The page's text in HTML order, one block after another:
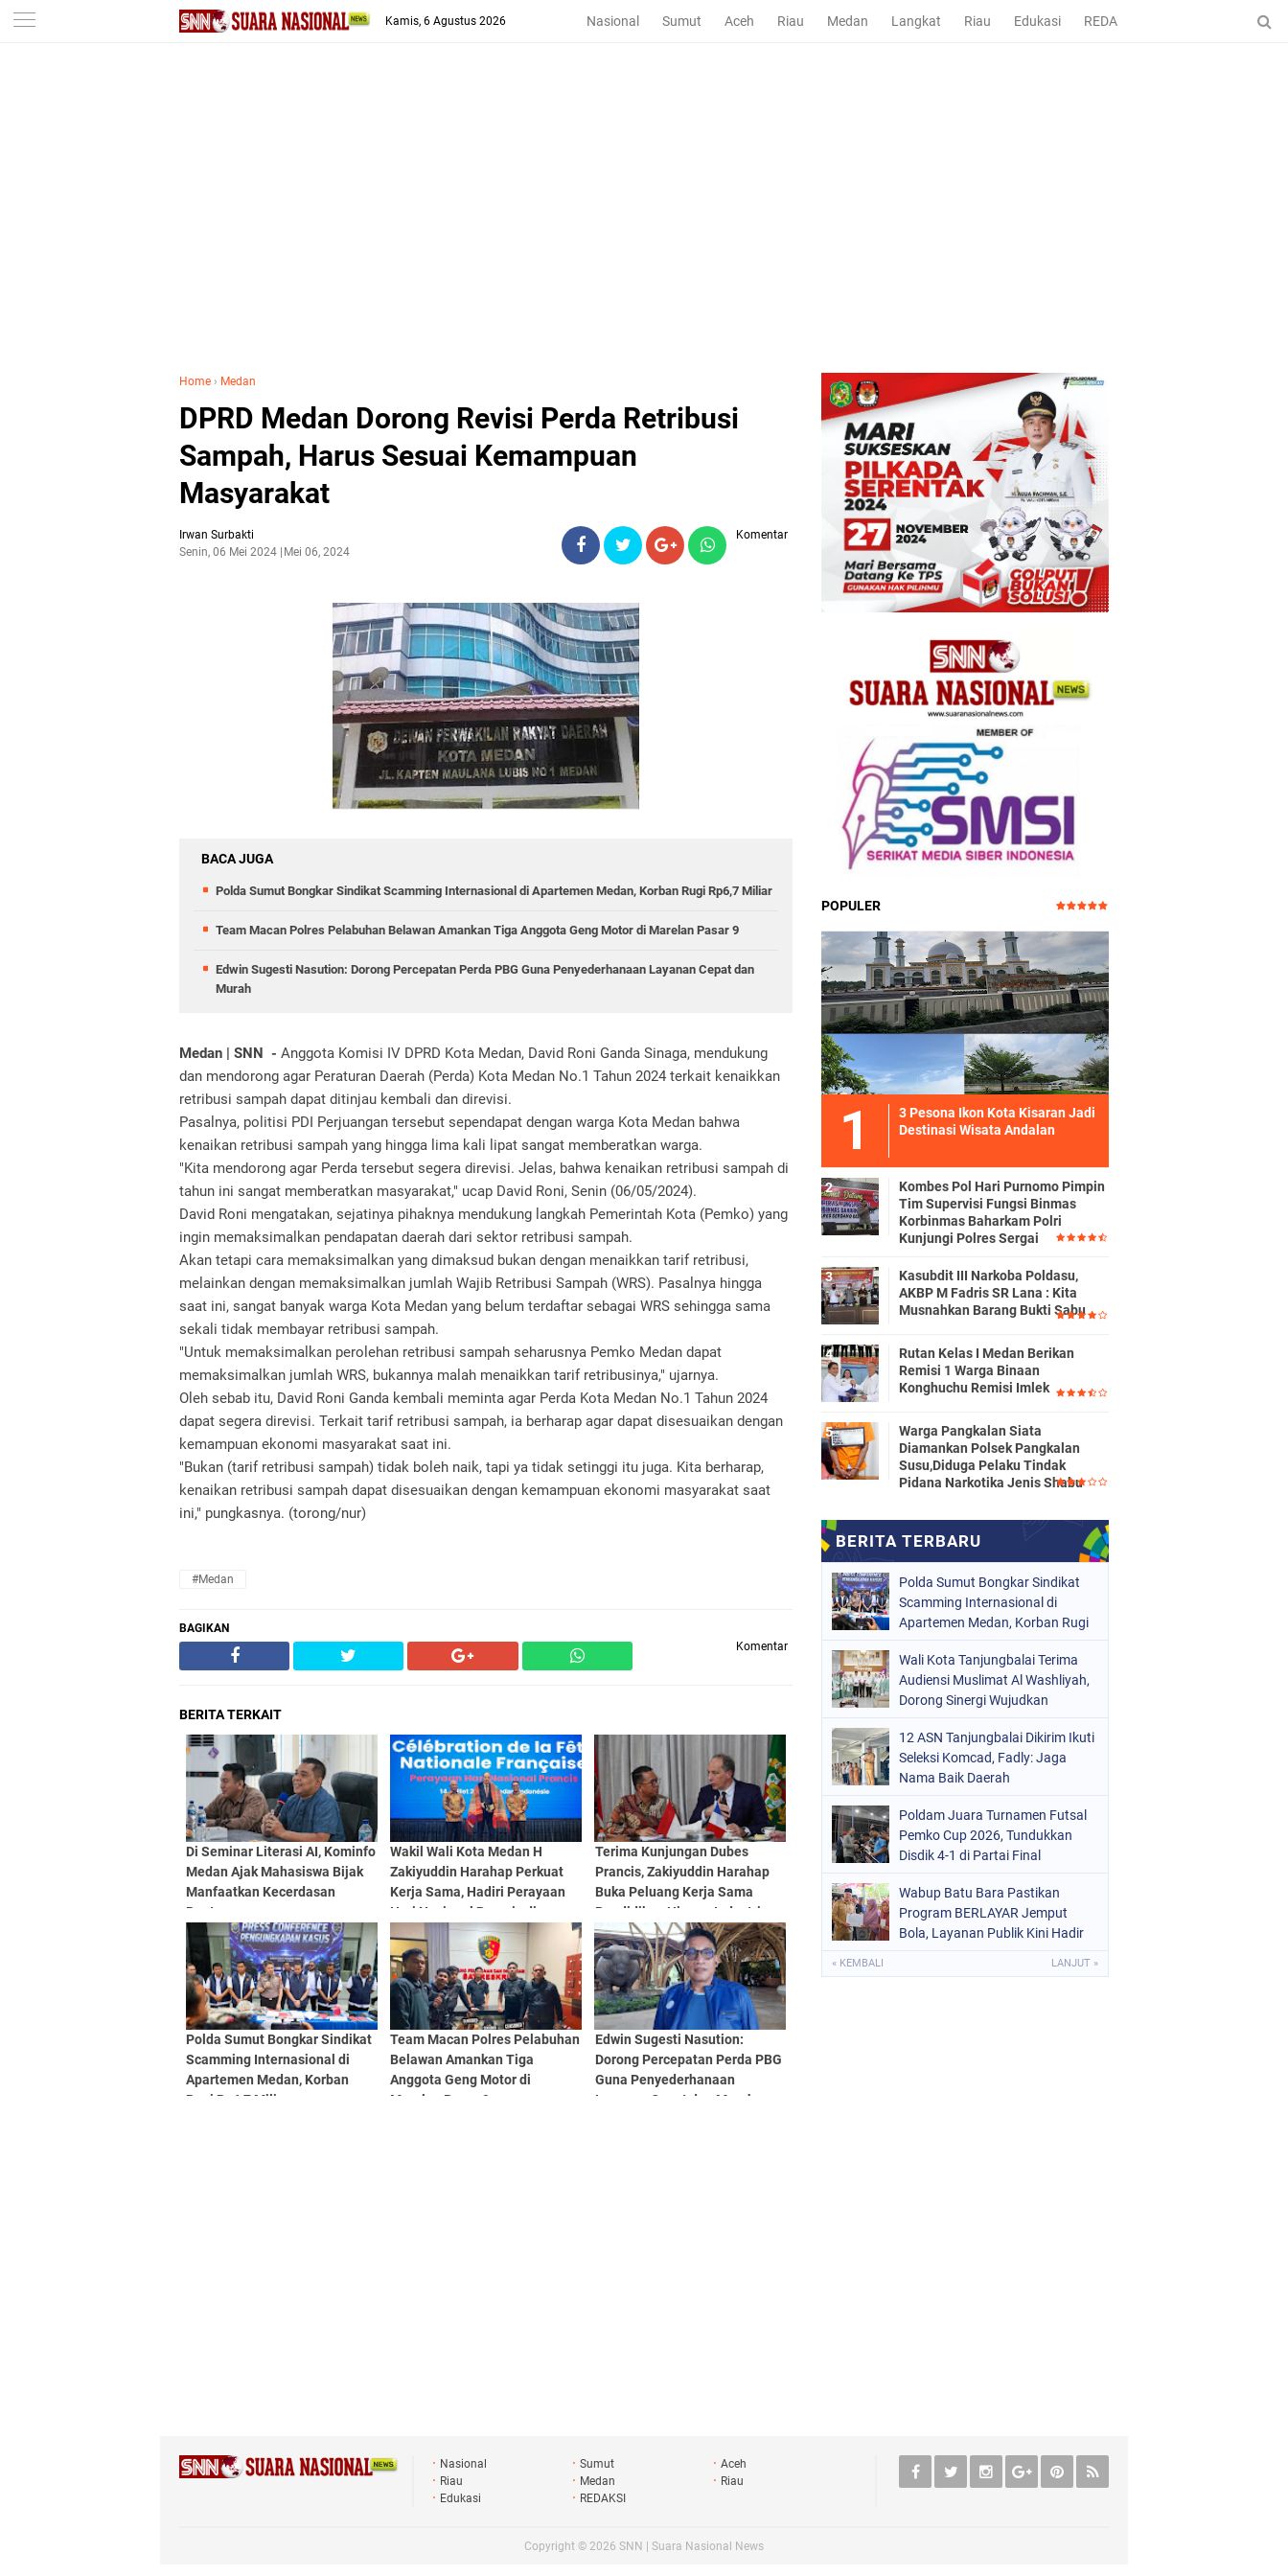
-->
Kamis, 6 Agustus 2026 Nasional Sumut Aceh Riau Medan Langkat Riau Edukasi REDAKSI
Home › Medan
DPRD Medan Dorong Revisi Perda Retribusi
Sampah, Harus Sesuai Kemampuan
Masyarakat
Irwan Surbakti
Senin, 06 Mei 2024
Mei 06, 2024
Komentar
BACA JUGA
Polda Sumut Bongkar Sindikat Scamming Internasional di Apartemen Medan, Korban Rugi Rp6,7 Miliar
Team Macan Polres Pelabuhan Belawan Amankan Tiga Anggota Geng Motor di Marelan Pasar 9
Edwin Sugesti Nasution: Dorong Percepatan Perda PBG Guna Penyederhanaan Layanan Cepat dan
Murah
Medan | SNN - Anggota Komisi IV DPRD Kota Medan, David Roni Ganda Sinaga, mendukung
dan mendorong agar Peraturan Daerah (Perda) Kota Medan No.1 Tahun 2024 terkait kenaikkan
retribusi sampah dapat ditinjau kembali dan direvisi.
Pasalnya, politisi PDI Perjuangan tersebut sependapat dengan warga Kota Medan bahwa
kenaikan retribusi sampah yang hingga lima kali lipat sangat memberatkan warga.
"Kita mendorong agar Perda tersebut segera direvisi. Jelas, bahwa kenaikan retribusi sampah di
tahun ini sangat memberatkan masyarakat," ucap David Roni, Senin (06/05/2024).
David Roni mengatakan, sejatinya pihaknya mendukung langkah Pemerintah Kota (Pemko) yang
ingin memaksimalkan pendapatan daerah dari sektor retribusi sampah.
Akan tetapi cara memaksimalkan yang dimaksud bukan dengan menaikkan tarif retribusi,
melainkan dengan memaksimalkan jumlah Wajib Retribusi Sampah (WRS). Pasalnya hingga
saat ini, sangat banyak warga Kota Medan yang belum terdaftar sebagai WRS sehingga sama
sekali tidak membayar retribusi sampah.
"Untuk memaksimalkan perolehan retribusi sampah seharusnya Pemko Medan dapat
memaksimalkan jumlah WRS, bukannya malah menaikkan tarif retribusinya," ujarnya.
Oleh sebab itu, David Roni Ganda kembali meminta agar Perda Kota Medan No.1 Tahun 2024
dapat segera direvisi. Terkait tarif retribusi sampah, ia berharap agar dapat disesuaikan dengan
kemampuan ekonomi masyarakat saat ini.
"Bukan (tarif retribusi sampah) tidak boleh naik, tapi ya tidak setinggi itu juga. Kita berharap,
kenaikan retribusi sampah dapat disesuaikan dengan kemampuan ekonomi masyarakat saat
ini," pungkasnya. (torong/nur)
#Medan
BAGIKAN
Komentar
BERITA TERKAIT
Di Seminar Literasi AI, Kominfo
Medan Ajak Mahasiswa Bijak
Manfaatkan Kecerdasan
Buatan
Wakil Wali Kota Medan H
Zakiyuddin Harahap Perkuat
Kerja Sama, Hadiri Perayaan
Hari Nasional Prancis di
Medan
Terima Kunjungan Dubes
Prancis, Zakiyuddin Harahap
Buka Peluang Kerja Sama
Pendidikan Hingga Industri
Kreatif
Polda Sumut Bongkar Sindikat
Scamming Internasional di
Apartemen Medan, Korban
Rugi Rp6,7 Miliar
Team Macan Polres Pelabuhan
Belawan Amankan Tiga
Anggota Geng Motor di
Marelan Pasar 9
Edwin Sugesti Nasution:
Dorong Percepatan Perda PBG
Guna Penyederhanaan
Layanan Cepat dan Murah
POPULER
3 Pesona Ikon Kota Kisaran Jadi
Destinasi Wisata Andalan
Kombes Pol Hari Purnomo Pimpin
Tim Supervisi Fungsi Binmas
Korbinmas Baharkam Polri
Kunjungi Polres Sergai
Kasubdit III Narkoba Poldasu,
AKBP M Fadris SR Lana : Kita
Musnahkan Barang Bukti Sabu
Rutan Kelas I Medan Berikan
Remisi 1 Warga Binaan
Konghuchu Remisi Imlek
Warga Pangkalan Siata
Diamankan Polsek Pangkalan
Susu,Diduga Pelaku Tindak
Pidana Narkotika Jenis Shabu
Polda Sumut Bongkar Sindikat
Scamming Internasional di
Apartemen Medan, Korban Rugi
Wali Kota Tanjungbalai Terima
Audiensi Muslimat Al Washliyah,
Dorong Sinergi Wujudkan
12 ASN Tanjungbalai Dikirim Ikuti
Seleksi Komcad, Fadly: Jaga
Nama Baik Daerah
Poldam Juara Turnamen Futsal
Pemko Cup 2026, Tundukkan
Disdik 4-1 di Partai Final
Wabup Batu Bara Pastikan
Program BERLAYAR Jemput
Bola, Layanan Publik Kini Hadir
« KEMBALI LANJUT »
Nasional Sumut
Aceh
Riau
Medan
Riau
Edukasi
REDAKSI
Copyright © 2026 SNN | Suara Nasional News